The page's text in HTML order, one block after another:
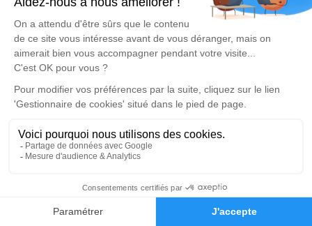
Faire-part Hommages
endroit est un lieu d'expression dédié à honorer la
mémoire d’Henri LOGODIN.
Un service de plantation d’arbre hommage est
disponible ici
Cérémonie religieuse
Église Paroissiale d'Assérac
44410 Assérac